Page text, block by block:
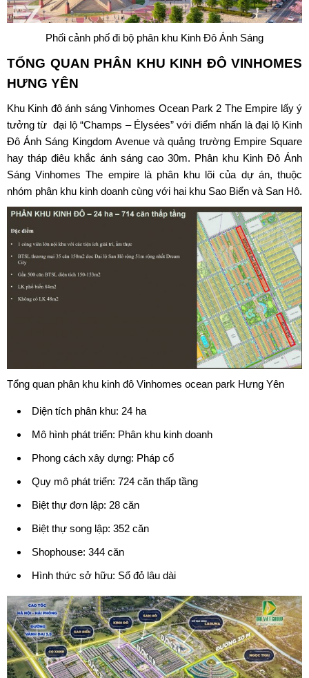
Phối cảnh phố đi bộ phân khu Kinh Đô Ánh Sáng
TỔNG QUAN PHÂN KHU KINH ĐÔ VINHOMES
HƯNG YÊN
Khu Kinh đô ánh sáng Vinhomes Ocean Park 2 The Empire lấy ý
tưởng từ đại lộ “Champs – Élysées” với điểm nhấn là đại lộ Kinh
Đô Ánh Sáng Kingdom Avenue và quảng trường Empire Square
hay tháp điêu khắc ánh sáng cao 30m. Phân khu Kinh Đô Ánh
Sáng Vinhomes The empire là phân khu lõi của dự án, thuộc
nhóm phân khu kinh doanh cùng với hai khu Sao Biển và San Hô.
Tổng quan phân khu kinh đô Vinhomes ocean park Hưng Yên
Diện tích phân khu: 24 ha
Mô hình phát triển: Phân khu kinh doanh
Phong cách xây dựng: Pháp cổ
Quy mô phát triển: 724 căn thấp tầng
Biệt thự đơn lập: 28 căn
Biệt thự song lập: 352 căn
Shophouse: 344 căn
Hình thức sở hữu: Sổ đỏ lâu dài